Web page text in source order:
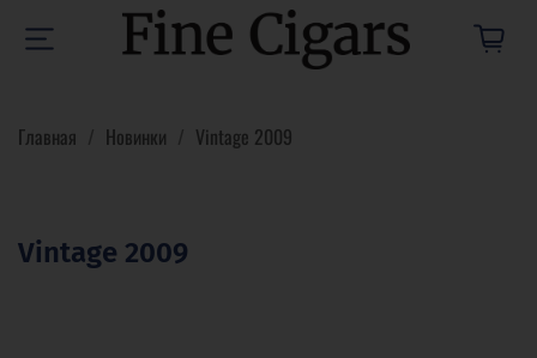
Главная Новинки Vintage 2009
Vintage 2009